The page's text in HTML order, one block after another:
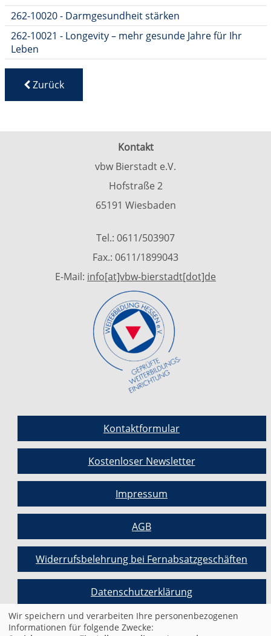
262-10020 - Darmgesundheit stärken
262-10021 - Longevity – mehr gesunde Jahre für Ihr
Leben
Zurück
Kontakt
vbw Bierstadt e.V.
Hofstraße 2
65191 Wiesbaden
Tel.: 0611/503907
Fax.: 0611/1899043
E-Mail: info[at]vbw-bierstadt[dot]de
Kontaktformular
Kostenloser Newsletter
Impressum
AGB
Widerrufsbelehrung bei Fernabsatzgeschäften
Datenschutzerklärung
Cookie Einstellungen
Wir speichern und verarbeiten Ihre personenbezogenen
Informationen für folgende Zwecke: